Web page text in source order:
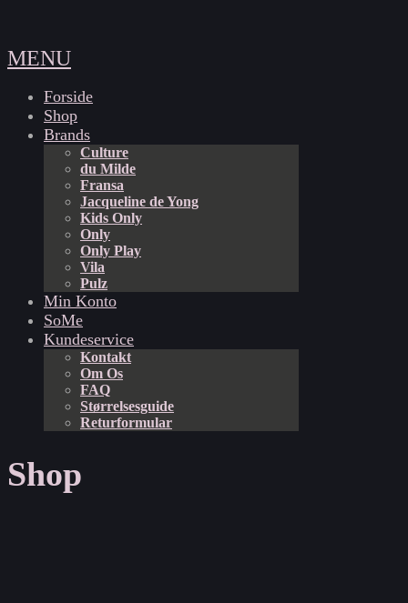
MENU
Forside
Shop
Brands
Culture
du Milde
Fransa
Jacqueline de Yong
Kids Only
Only
Only Play
Vila
Pulz
Min Konto
SoMe
Kundeservice
Kontakt
Om Os
FAQ
Størrelsesguide
Returformular
Shop